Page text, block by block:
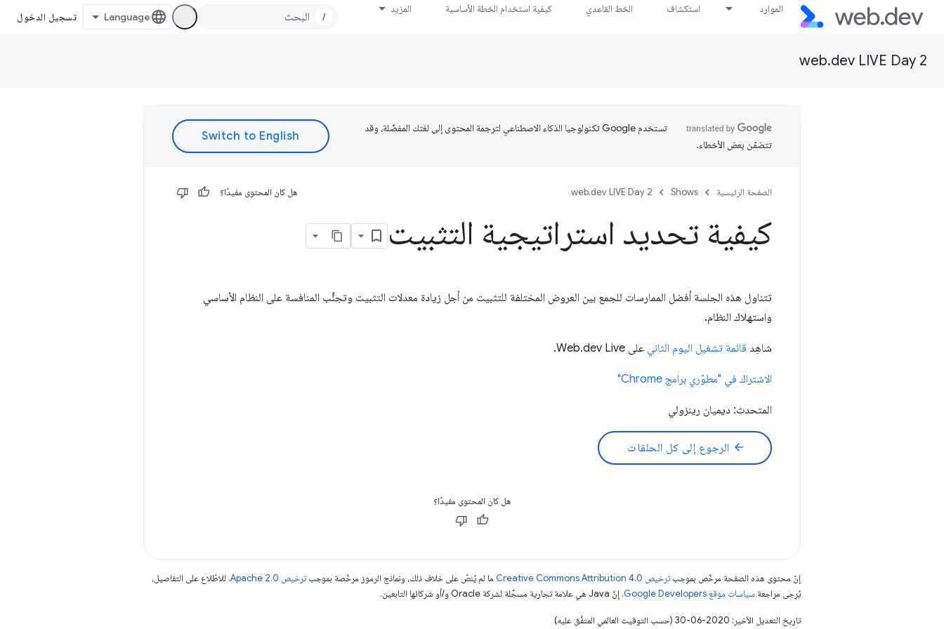
الموارد استكشاف الخط القاعدي كيفية استخدام الخطة الأساسية المزيد
/ تسجيل الدخول
web.dev LIVE Day 2
تستخدم Google تكنولوجيا الذكاء الاصطناعي لترجمة المحتوى إلى لغتك المفضّلة، وقد
تتضمّن بعض الأخطاء.
الصفحة الرئيسية Shows
web.dev LIVE Day 2 هل كان المحتوى مفيدًا؟
كيفية تحديد استراتيجية التثبيت
تتناول هذه الجلسة أفضل الممارسات للجمع بين العروض المختلفة للتثبيت من أجل زيادة معدلات التثبيت وتجنُّب المنافسة على النظام الأساسي
واستهلاك النظام.
شاهِد قائمة تشغيل اليوم الثاني على Web.dev Live.
الاشتراك في "مطوّري برامج Chrome"
المتحدث: ديميان رينزولي
arrow_back الرجوع إلى كل الحلقات
هل كان المحتوى مفيدًا؟
إنّ محتوى هذه الصفحة مرخّص بموجبترخيص Creative Commons Attribution 4.0‏ ما لم يُنصّ على خلاف ذلك، ونماذج الرموز مرخّصة بموجبترخيص Apache 2.0‏
. للاطّلاع على التفاصيل،
يُرجى مراجعة سياسات موقع Google Developers‏ . إنّ Java هي علامة تجارية مسجَّلة لشركة Oracle و/أو شركائها التابعين.
تاريخ التعديل الأخير: 2020-06-30 (حسب التوقيت العالمي المتفَّق عليه)